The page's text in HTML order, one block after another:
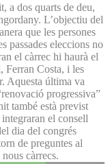
a dos quarts de deu,
L’objectiu del
que les persones
passades eleccions no
el càrrec hi haurà el
Ferran Costa, i les
Aquesta última va
progressiva”
també està previst
el consell
dia del congrés
de preguntes al
càrrecs.